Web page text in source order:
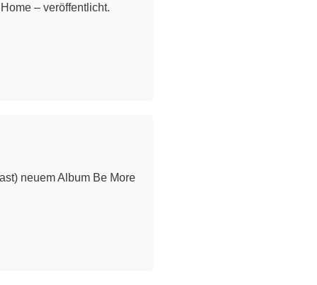
– veröffentlicht.
neuem Album Be More